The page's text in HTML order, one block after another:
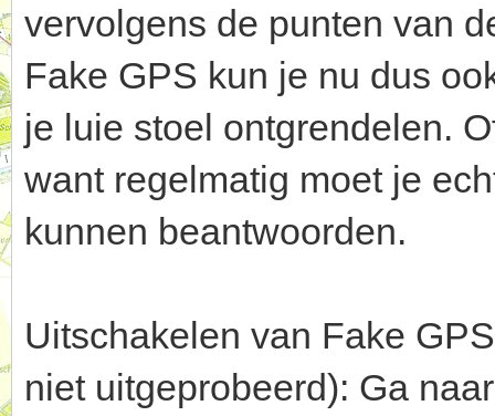
vervolgens de punten van
Fake GPS kun je nu dus
je luie stoel ontgrendelen.
want regelmatig moet je
kunnen beantwoorden.
Uitschakelen van Fake
niet uitgeprobeerd): Ga